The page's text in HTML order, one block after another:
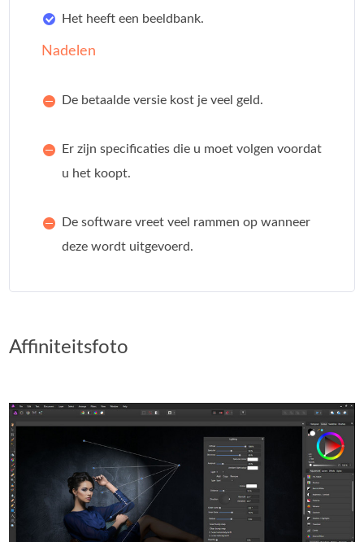
Het heeft een beeldbank.
Nadelen
De betaalde versie kost je veel geld.
Er zijn specificaties die u moet volgen voordat
u het koopt.
De software vreet veel rammen op wanneer
deze wordt uitgevoerd.
Affiniteitsfoto